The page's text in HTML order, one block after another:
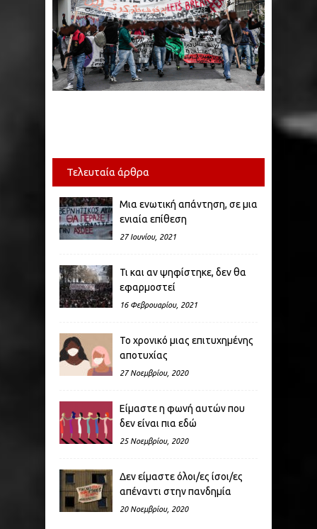
Τελευταία άρθρα
Μια ενωτική απάντηση, σε μια
ενιαία επίθεση
27 Ιουνίου, 2021
Τι και αν ψηφίστηκε, δεν θα
εφαρμοστεί
16 Φεβρουαρίου, 2021
Το χρονικό μιας επιτυχημένης
αποτυχίας
27 Νοεμβρίου, 2020
Είμαστε η φωνή αυτών που
δεν είναι πια εδώ
25 Νοεμβρίου, 2020
Δεν είμαστε όλοι/ες ίσοι/ες
απέναντι στην πανδημία
20 Νοεμβρίου, 2020